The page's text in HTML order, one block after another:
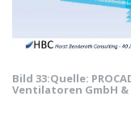
Bild 33:Quelle:
Ventilatoren GmbH &